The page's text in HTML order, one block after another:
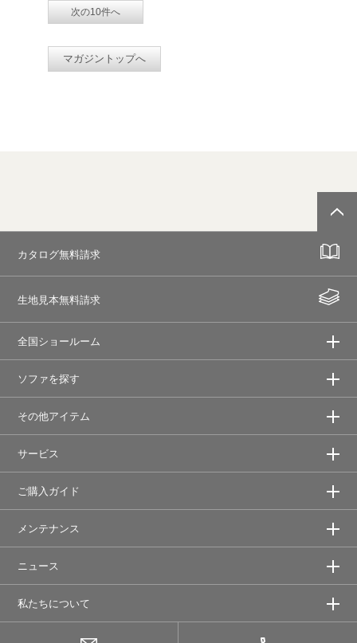
次の10件へ
マガジントップへ
カタログ無料請求
生地見本無料請求
全国ショールーム
ソファを探す
その他アイテム
サービス
ご購入ガイド
メンテナンス
ニュース
私たちについて